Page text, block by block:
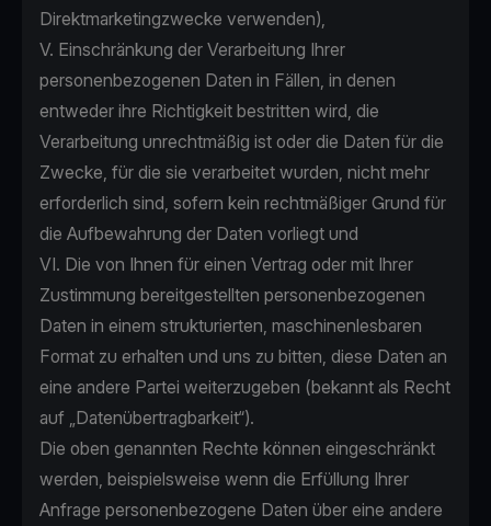
Direktmarketingzwecke verwenden),
V. Einschränkung der Verarbeitung Ihrer
personenbezogenen Daten in Fällen, in denen
entweder ihre Richtigkeit bestritten wird, die
Verarbeitung unrechtmäßig ist oder die Daten für die
Zwecke, für die sie verarbeitet wurden, nicht mehr
erforderlich sind, sofern kein rechtmäßiger Grund für
die Aufbewahrung der Daten vorliegt und
VI. Die von Ihnen für einen Vertrag oder mit Ihrer
Zustimmung bereitgestellten personenbezogenen
Daten in einem strukturierten, maschinenlesbaren
Format zu erhalten und uns zu bitten, diese Daten an
eine andere Partei weiterzugeben (bekannt als Recht
auf „Datenübertragbarkeit“).
Die oben genannten Rechte können eingeschränkt
werden, beispielsweise wenn die Erfüllung Ihrer
Anfrage personenbezogene Daten über eine andere